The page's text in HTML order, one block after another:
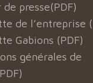
de presse(PDF)
de l’entreprise
Gabions (PDF)
générales de